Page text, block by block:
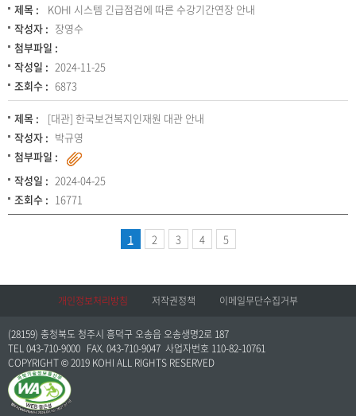
제목 :
KOHI 시스템 긴급점검에 따른 수강기간연장 안내
작성자 : 장영수
첨부파일 :
작성일 : 2024-11-25
조회수 : 6873
제목 :
[대관] 한국보건복지인재원 대관 안내
작성자 : 박규영
첨부파일 :
작성일 : 2024-04-25
조회수 : 16771
1 2 3 4 5
개인정보처리방침 저작권정책 이메일무단수집거부
(28159) 충청북도 청주시 흥덕구 오송읍 오송생명2로 187
TEL 043-710-9000 FAX. 043-710-9047 사업자번호 110-82-10761
COPYRIGHT © 2019 KOHI ALL RIGHTS RESERVED